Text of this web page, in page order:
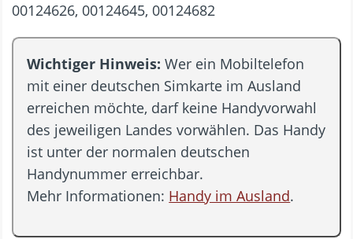
00124626, 00124645, 00124682
Wichtiger Hinweis: Wer ein Mobiltelefon
mit einer deutschen Simkarte im Ausland
erreichen möchte, darf keine Handyvorwahl
des jeweiligen Landes vorwählen. Das Handy
ist unter der normalen deutschen
Handynummer erreichbar.
Mehr Informationen: Handy im Ausland.